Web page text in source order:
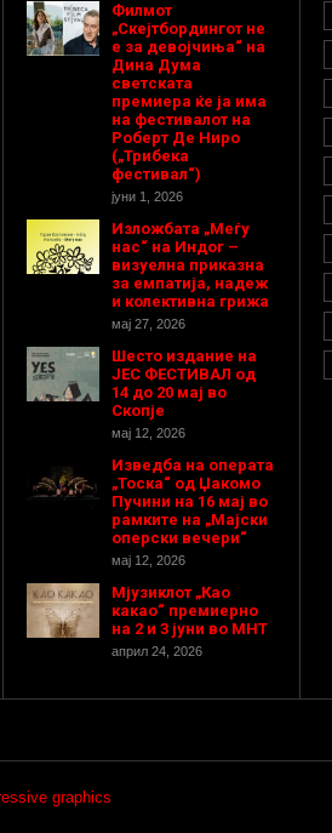
Филмот
„Скејтбордингот не
е за девојчиња“ на
Дина Дума
светската
премиера ќе ја има
на фестивалот на
Роберт Де Ниро
(„Трибека
фестивал“)
јуни 1, 2026
Изложбата „Меѓу
нас“ на Индог –
визуелна приказна
за емпатија, надеж
и колективна грижа
мај 27, 2026
Шесто издание на
ЈЕС ФЕСТИВАЛ од
14 до 20 мај во
Скопје
мај 12, 2026
Изведба на операта
„Тоска“ од Џакомо
Пучини на 16 мај во
рамките на „Мајски
оперски вечери“
мај 12, 2026
Мјузиклот „Као
какао“ премиерно
на 2 и 3 јуни во МНТ
април 24, 2026
graphics